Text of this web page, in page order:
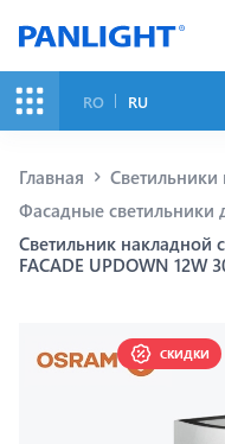
RO RU
Главная
Фасадные светильники
Светильник накладной
FACADE UPDOWN 12W
СКИДКИ